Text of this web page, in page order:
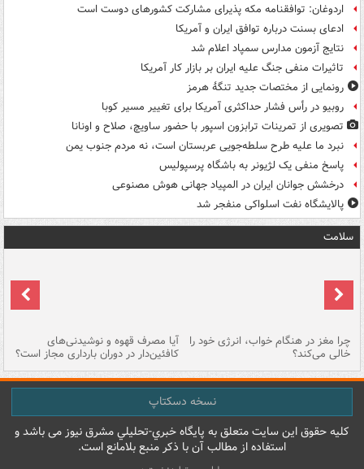
اردوغان: توافقنامه مکه پذیرای مشارکت کشورهای دوست است
ادعای بسنت درباره توافق ایران و آمریکا
نتایج آزمون مدارس سمپاد اعلام شد
تاثیرات منفی جنگ علیه ایران بر بازار کار آمریکا
رونمایی از مختصات جدید تنگۀ هرمز
روبیو در رأس فشار حداکثری آمریکا برای تغییر مسیر کوبا
تصویری از تمرینات ترابزون اسپور با حضور ساویچ، صلاح و اونانا
نبرد ما علیه طرح سلطه‌جویی عربستان است، نه مردم جنوب یمن
پاسخ منفی یک لژیونر به باشگاه پرسپولیس
درخشش جوانان ایران در المپیاد جهانی هوش مصنوعی
پالایشگاه نفت اسلواکی منفجر شد
سلامت
چرا مغز در هنگام خواب، انرژی خود را
خالی می‌کند؟
آیا مصرف قهوه و نوشیدنی‌های
کافئین‌دار در دوران بارداری مجاز است؟
نسخه دسکتاپ
کليه حقوق اين سايت متعلق به پایگاه خبري-تحليلي مشرق نيوز می باشد و
استفاده از مطالب آن با ذکر منبع بلامانع است.